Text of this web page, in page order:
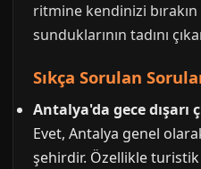
ritmine kendinizi
sunduklarının tadını
Sıkça Sorulan
Antalya'da gece dışarı
Evet, Antalya genel
şehirdir. Özellikle